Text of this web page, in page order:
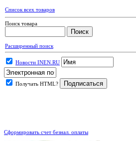
Список всех товаров
Поиск товара
Расширенный поиск
Новости INEN.RU
Получать HTML?
Сформировать счет безнал. оплаты